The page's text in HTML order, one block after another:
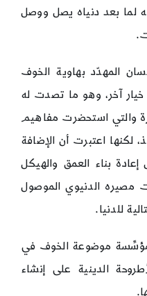
لما بعد دنياه يصل ووصل
المهدّد بهاوية الخوف
آخر، وهو ما تصدت له
والتي استحضرت مفاهيم
لكنها اعتبرت أن الإضافة
إعادة بناء العمق والهيكل
مصيره الدنيوي الموصول
للدنيا.
موضوعة الخوف في
الدينية على إنشاء